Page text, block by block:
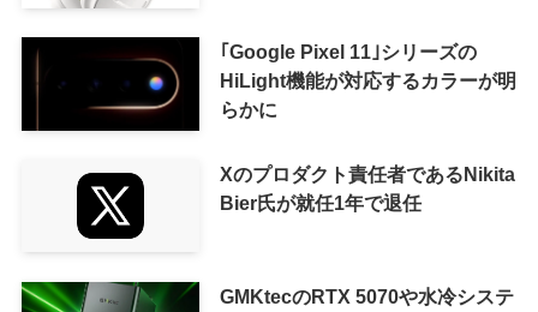
｢Google Pixel 11｣シリーズの
HiLight機能が対応するカラーが明
らかに
Xのプロダクト責任者であるNikita
Bier氏が就任1年で退任
GMKtecのRTX 5070や水冷システ